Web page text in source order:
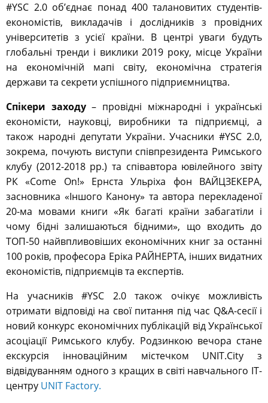
#YSC 2.0 об’єднає понад 400 талановитих студентів-
економістів, викладачів і дослідників з провідних
університетів з усієї країни. В центрі уваги будуть
глобальні тренди і виклики 2019 року, місце України
на економічній мапі світу, економічна стратегія
держави та секрети успішного підприємництва.
Спікери заходу– провідні міжнародні і українські
економісти, науковці, виробники та підприємці, а
також народні депутати України. Учасники #YSC 2.0,
зокрема, почують виступи співпрезидента Римського
клубу (2012-2018 рр.) та співавтора ювілейного звіту
РК «Come On!» Ернста Ульріха фон ВАЙЦЗЕКЕРА,
засновника «Іншого Канону» та автора перекладеної
20-ма мовами книги «Як багаті країни забагатіли і
чому бідні залишаються бідними», що входить до
ТОП-50 найвпливовіших економічних книг за останні
100 років, професора Еріка РАЙНЕРТА, інших видатних
економістів, підприємців та експертів.
На учасників #YSC 2.0 також очікує можливість
отримати відповіді на свої питання під час Q&A-сесії і
новий конкурс економічних публікацій від Української
асоціації Римського клубу. Родзинкою вечора стане
екскурсія інноваційним містечком UNIT.City з
відвідуванням одного з кращих в світі навчального ІТ-
центру UNIT Factory.